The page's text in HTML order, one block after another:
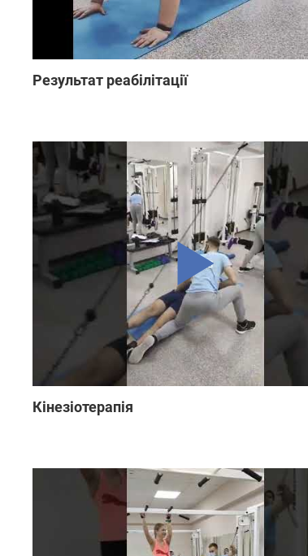
Результат реабілітації
Кінезіотерапія